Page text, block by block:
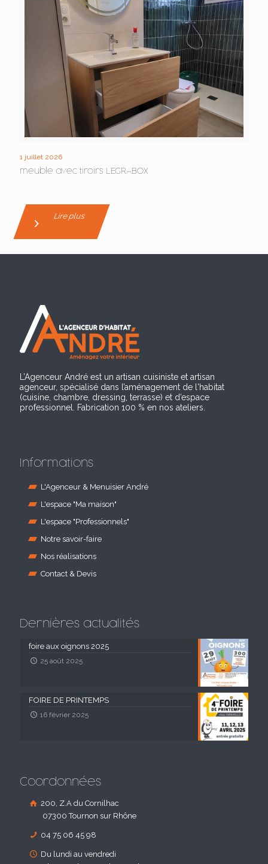
1 juillet 2026
meuble avec tiroirs LEGRABOX
Lire plus
L’Agenceur André est un artisan cuisiniste et artisan
agenceur, spécialisé dans l’aménagement de l'habitat
(cuisine, chambre, dressing, terrasse) et d’espace
professionnel. Fabrication 100 % en nos ateliers.
Informations
L'Agenceur & Menuisier André
L'espace "Ma maison"
L'espace "Professionnels"
Notre savoir-faire
Nos réalisations
Contact & Devis
Dernières actualités
foire aux oignons 2025
25 août 2025
FOIRE DE PRINTEMPS
16 février 2025
Coordonnées
200, Z.A du Cornilhac
07300 Tournon sur Rhône
04 75 06 45 98
Du lundi au vendredi